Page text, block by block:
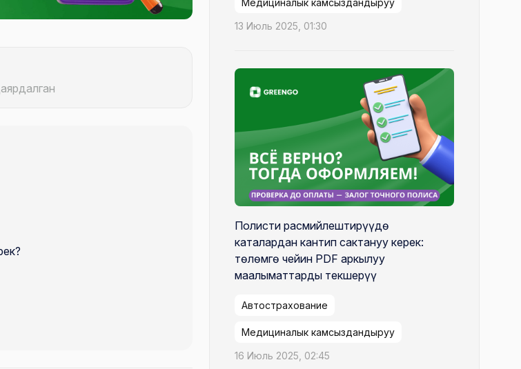
Медициналык камсыздандыруу
13 Июль 2025, 01:30
Полисти расмийлештирүүдө
каталардан кантип сактануу керек:
төлөмгө чейин PDF аркылуу
маалыматтарды текшерүү
Автострахование
Медициналык камсыздандыруу
16 Июль 2025, 02:45